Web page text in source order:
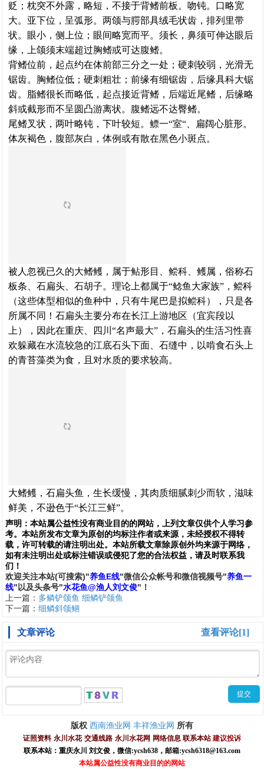
贬；枕突不外露，略短，不接于背鳍前板。吻钝。口略宽
大。亚下位，呈弧形。两颌与腭部具绒毛状齿，排列里带
状。眼小，侧上位；眼间略宽而平。须长，鼻须可伸达眼后
缘，上颌须末端超过胸鳍或可达腹鳍。
背鳍位前，起点约在体前部三分之一处；硬刺较弱，光滑无
锯齿。胸鳍位低；硬刺粗壮；前缘有细锯齿，后缘具科大锯
齿。脂鳍很长而略低，起点接近背鳍，后端近尾鳍，后缘略
斜或截形而不呈圆凸游离状。腹鳍远不达臀鳍。
尾鳍叉状，两叶略钝，下叶较短。鳔一“室“、扁阔心脏形。
体灰褐色，腹部灰白，体例或有散在黑色小斑点。
被人忽视已久的大鳍鳠，属于鲇形目、鲿科、鳠属，俗称石
板条、石扁头、石胡子。 理论上都属于“鲶鱼大家族”，鲿科
（这些体型相似的鱼种中，只有牛尾巴是拟鲿科），只是各
所属不同！ 石扁头主要分布在长江上游地区（宜宾段以
上），因此在重庆、四川“名声最大”， 石扁头的生活习性喜
欢躲藏在水流较急的江底石头下面、石缝中，以啃食石头上
的青苔藻类为食，且对水质的要求较高。
大鳍鳠，石扁头鱼，生长缓慢，其肉质细腻刺少而软，滋味
鲜美，不逊色于“长江三鲜”。
声明： 本站属公益性没有商业目的的网站，上列文章仅供个人学习参
考。本站所发布文章为原创的均标注作者或来源，未经授权不得转
载，许可转载的请注明出处。本站所载文章除原创外均来源于网络，
如有未注明出处或标注错误或侵犯了您的合法权益，请及时联系我
们 ！
欢迎关注本站(可搜索)"养鱼E线"微信公众帐号和微信视频号"养鱼一
线" 以及头条号"水花鱼@渔人刘文俊"！
上一篇： 多鳞铲颌鱼 细鳞铲颌鱼
下一篇： 细鳞斜颌鲴
查看评论[1]
文章评论
版权 西南渔业网 丰祥渔业网 所有
证照资料 永川水花 交通线路 永川水花网 网络信息 联系本站 建议投诉
联系本站：重庆永川 刘文俊， 微信:ycsh638 ， 邮箱:ycsh6318@163.com
本站属公益性没有商业目的的网站